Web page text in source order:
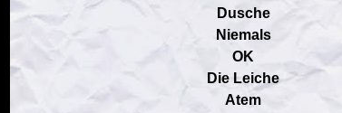
Dusche
Niemals
OK
Die Leiche
Atem